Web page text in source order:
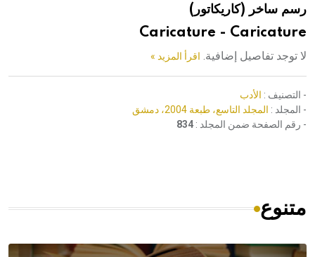
هيئة الموسوعة العربية تطلق موسوعات جديدة في عام 2026
رسم ساخر (كاريكاتور)
Caricature - Caricature
لا توجد تفاصيل إضافية. اقرأ المزيد »
- التصنيف : الأدب
- المجلد : المجلد التاسع، طبعة 2004، دمشق
- رقم الصفحة ضمن المجلد : 834
متنوع